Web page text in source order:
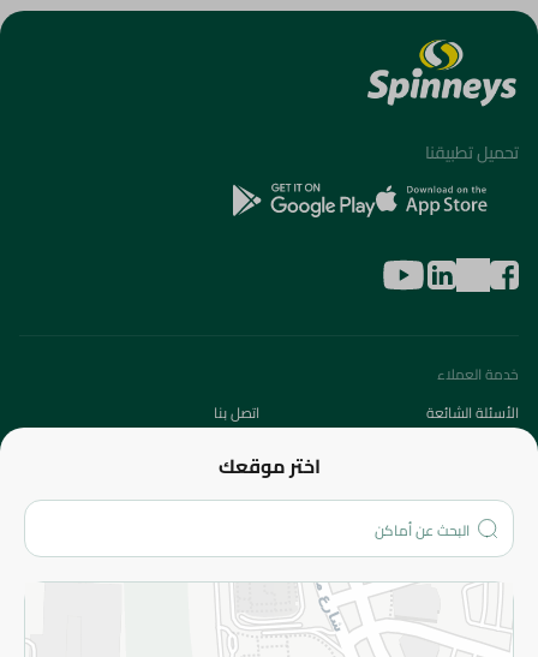
اختر موقعك
تحميل تطبيقنا
خدمة العملاء
الأسئلة الشائعة
اتصل بنا
من نحن؟
الفروع
المزيد
الاسترجاع
سياسة الاستخدام
سياسة الخصوصية